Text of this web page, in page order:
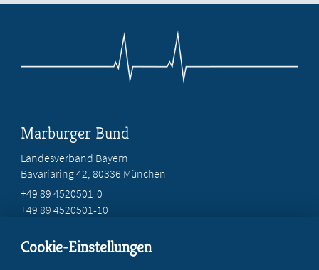
Marburger Bund
Landesverband Bayern
Bavariaring 42, 80336 München
+49 89 4520501-0
+49 89 4520501-10
Cookie-Einstellungen